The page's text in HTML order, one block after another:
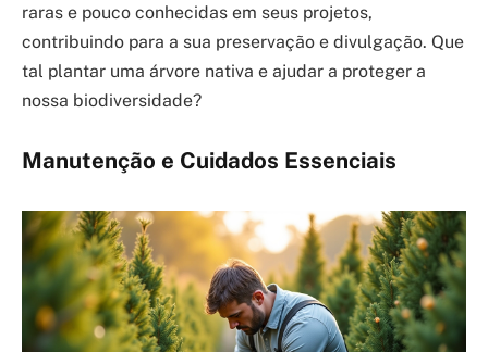
raras e pouco conhecidas em seus projetos,
contribuindo para a sua preservação e divulgação. Que
tal plantar uma árvore nativa e ajudar a proteger a
nossa biodiversidade?
Manutenção e Cuidados Essenciais